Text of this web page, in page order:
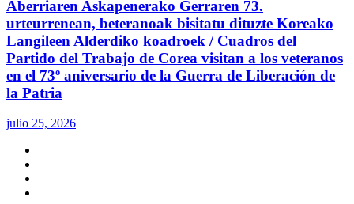
Aberriaren Askapenerako Gerraren 73.
urteurrenean, beteranoak bisitatu dituzte Koreako
Langileen Alderdiko koadroek / Cuadros del
Partido del Trabajo de Corea visitan a los veteranos
en el 73º aniversario de la Guerra de Liberación de
la Patria
julio 25, 2026